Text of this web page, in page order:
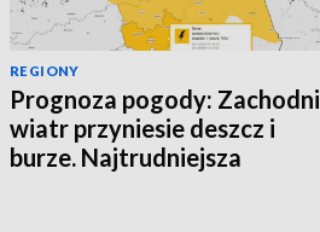
REGIONY
Prognoza pogody: Zachodni
wiatr przyniesie deszcz i
burze. Najtrudniejsza